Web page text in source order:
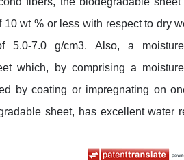
10 wt % or less with respect to dry
7.0 g/cm3. Also, a moisture-
which, by comprising a
by coating or impregnating on
sheet, has excellent water